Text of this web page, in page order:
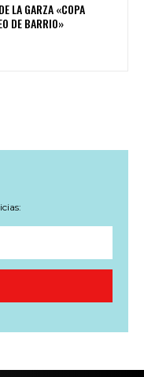
LA GARZA «COPA
DE BARRIO»